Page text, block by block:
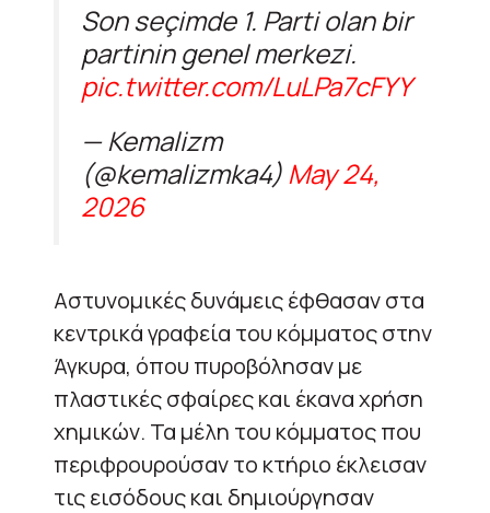
Son seçimde 1. Parti olan bir
partinin genel merkezi.
pic.twitter.com/LuLPa7cFYY
— Kemalizm
(@kemalizmka4) May 24,
2026
Αστυνομικές δυνάμεις έφθασαν στα
κεντρικά γραφεία του κόμματος στην
Άγκυρα, όπου πυροβόλησαν με
πλαστικές σφαίρες και έκανα χρήση
χημικών. Τα μέλη του κόμματος που
περιφρουρούσαν το κτήριο έκλεισαν
τις εισόδους και δημιούργησαν